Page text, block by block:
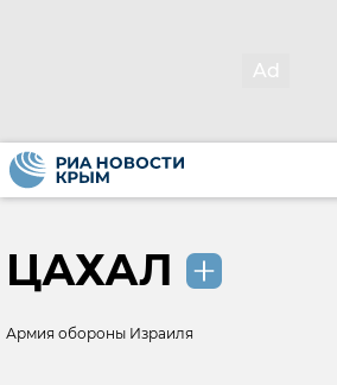
ЦАХАЛ
Армия обороны Израиля